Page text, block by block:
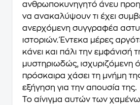
ανθρωποκυνηγητό άνευ
να ανακαλύψουν τι έχει
ανερχόμενη συγγραφέα
ιστοριών. Έντεκα μέρες
κάνει και πάλι την εμφάνισή
μυστηριωδώς, ισχυριζόμενη
πρόσκαιρα χάσει τη μνήμη
εξήγηση για την απουσία της.
Το αίνιγμα αυτών των